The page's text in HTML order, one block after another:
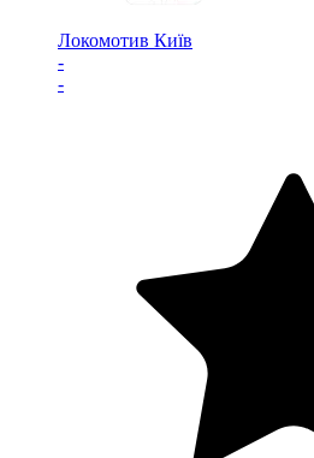
Локомотив Київ
-
-